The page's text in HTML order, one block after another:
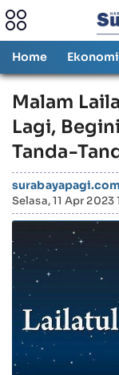
Home
Malam
Lagi,
Tanda-
surabayapagi.com
Selasa, 11 Apr 2023